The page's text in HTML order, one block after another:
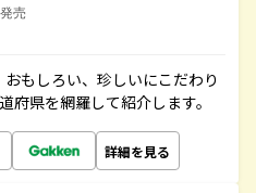
売
おもしろい、珍しいにこだわり
府県を網羅して紹介します。
詳細を見る